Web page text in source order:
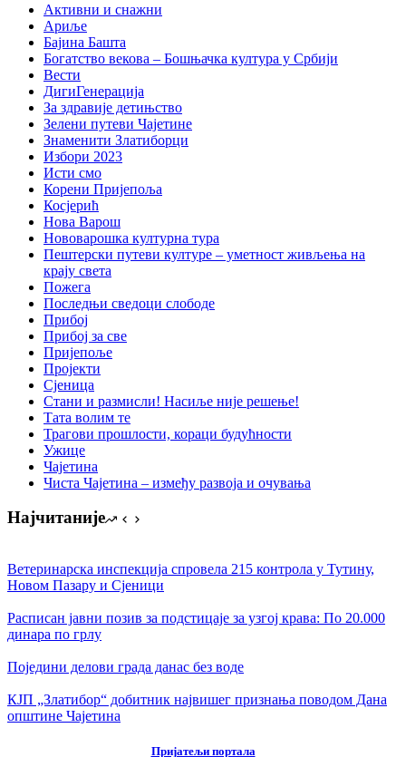
Активни и снажни
Ариље
Бајина Башта
Богатство векова – Бошњачка култура у Србији
Вести
ДигиГенерација
За здравије детињство
Зелени путеви Чајетине
Знаменити Златиборци
Избори 2023
Исти смо
Корени Пријепоља
Косјерић
Нова Варош
Нововарошка културна тура
Пештерски путеви културе – уметност живљења на
крају света
Пожега
Последњи сведоци слободе
Прибој
Прибој за све
Пријепоље
Пројекти
Сјеница
Стани и размисли! Насиље није решење!
Тата волим те
Трагови прошлости, кораци будућности
Ужице
Чајетина
Чиста Чајетина – између развоја и очувања
Најчитаније
Ветеринарска инспекција спровела 215 контрола у Тутину,
Новом Пазару и Сјеници
Расписан јавни позив за подстицаје за узгој крава: По 20.000
динара по грлу
Поједини делови града данас без воде
КЈП „Златибор“ добитник највишег признања поводом Дана
општине Чајетина
Пријатељи портала